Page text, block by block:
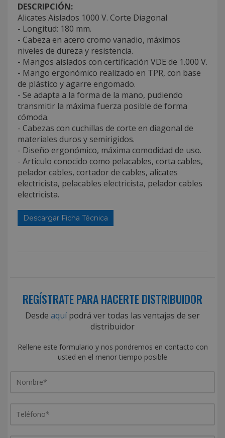
DESCRIPCIÓN:
Alicates Aislados 1000 V. Corte Diagonal
- Longitud: 180 mm.
- Cabeza en acero cromo vanadio, máximos
niveles de dureza y resistencia.
- Mangos aislados con certificación VDE de 1.000 V.
- Mango ergonómico realizado en TPR, con base
de plástico y agarre engomado.
- Se adapta a la forma de la mano, pudiendo
transmitir la máxima fuerza posible de forma
cómoda.
- Cabezas con cuchillas de corte en diagonal de
materiales duros y semirigidos.
- Diseño ergonómico, máxima comodidad de uso.
- Articulo conocido como pelacables, corta cables,
pelador cables, cortador de cables, alicates
electricista, pelacables electricista, pelador cables
electricista.
Descargar Ficha Técnica
REGÍSTRATE PARA HACERTE DISTRIBUIDOR
Desde aquípodrá ver todas las ventajas de ser
distribuidor
Rellene este formulario y nos pondremos en contacto con
usted en el menor tiempo posible